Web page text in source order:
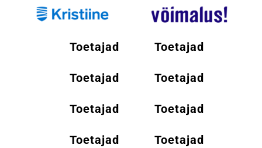
Toetajad Toetajad
Toetajad Toetajad
Toetajad Toetajad
Toetajad Toetajad